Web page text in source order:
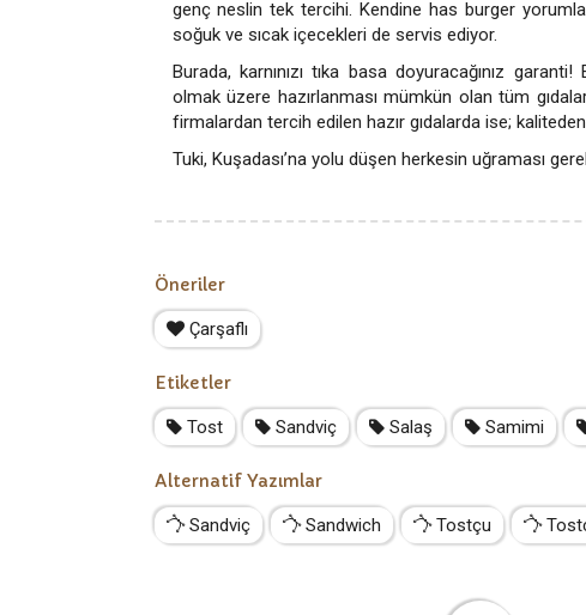
genç neslin tek tercihi. Kendine has burger
soğuk ve sıcak içecekleri de servis ediyor.
Burada, karnınızı tıka basa doyuracağınız
olmak üzere hazırlanması mümkün olan tüm
firmalardan tercih edilen hazır gıdalarda ise;
Tuki, Kuşadası’na yolu düşen herkesin uğraması
Öneriler
Çarşaflı
Etiketler
Tost Sandviç Salaş Samimi
Alternatif Yazımlar
Sandviç Sandwich Tostçu